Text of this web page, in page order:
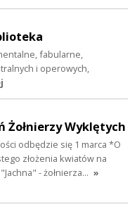
fabularne,
i operowych,
Żołnierzy Wyklętych
odbędzie się 1 marca *O
złożenia kwiatów na
- żołnierza… »